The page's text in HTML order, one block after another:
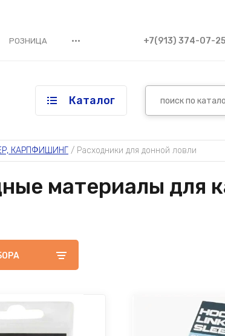
РОЗНИЦА ••• +7(913) 374-07-
Каталог
КАРПФИШИНГ / Расходники для донной ловли
материалы для